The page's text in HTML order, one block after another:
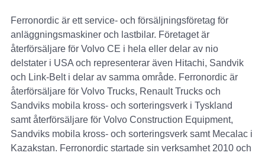
Ferronordic är ett service- och försäljningsföretag för
anläggningsmaskiner och lastbilar. Företaget är
återförsäljare för Volvo CE i hela eller delar av nio
delstater i USA och representerar även Hitachi, Sandvik
och Link-Belt i delar av samma område. Ferronordic är
återförsäljare för Volvo Trucks, Renault Trucks och
Sandviks mobila kross- och sorteringsverk i Tyskland
samt återförsäljare för Volvo Construction Equipment,
Sandviks mobila kross- och sorteringsverk samt Mecalac i
Kazakstan. Ferronordic startade sin verksamhet 2010 och